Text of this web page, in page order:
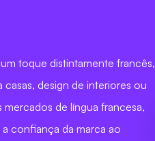
toque distintamente francês,
design de interiores ou
de língua francesa,
confiança da marca ao